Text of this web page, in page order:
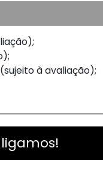
à avaliação);